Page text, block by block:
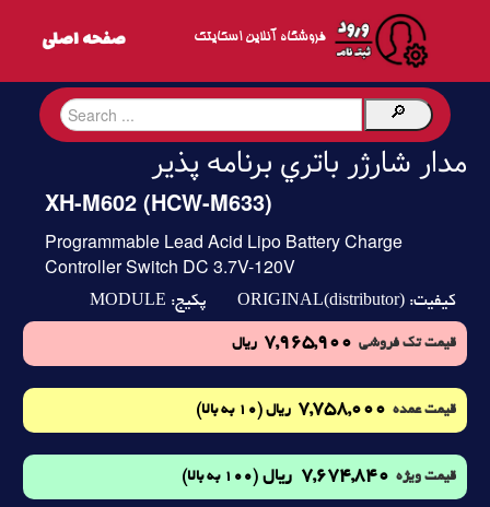
فروشگاه آنلاین اسکایتک
مدار شارژر باتري برنامه پذير
XH-M602 (HCW-M633)
Programmable Lead Acid Lipo Battery Charge
Controller Switch DC 3.7V-120V
کیفیت: ORIGINAL(distributor) پکیج: MODULE
قیمت تک فروشی 7,965,900 ریال
قیمت عمده 7,758,000 ریال (10 به بالا)
قیمت ویژه 7,674,840 ریال (100 به بالا)